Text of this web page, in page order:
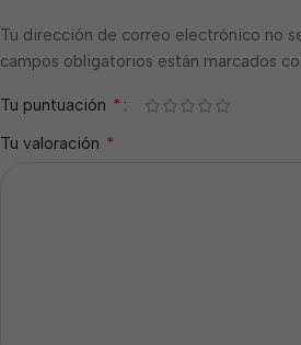
Tu dirección de correo electrónico no
campos obligatorios están marcados
Tu puntuación *
Tu valoración *